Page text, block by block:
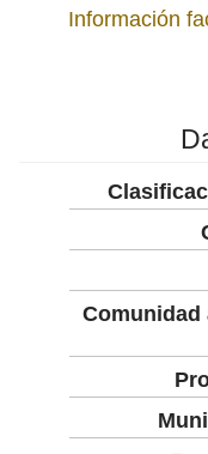
Información
Comunidad